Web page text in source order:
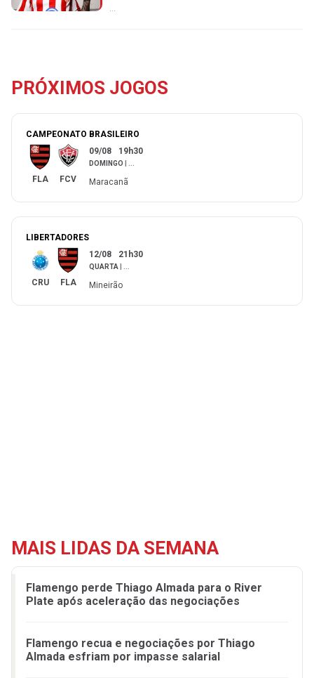
...
PRÓXIMOS JOGOS
CAMPEONATO BRASILEIRO
FLA FCV
09/08 19h30
DOMINGO ...
Maracanã
LIBERTADORES
CRU FLA
12/08 21h30
QUARTA ...
Mineirão
MAIS LIDAS DA SEMANA
Flamengo perde Thiago Almada para o River
Plate após aceleração das negociações
Flamengo recua e negociações por Thiago
Almada esfriam por impasse salarial